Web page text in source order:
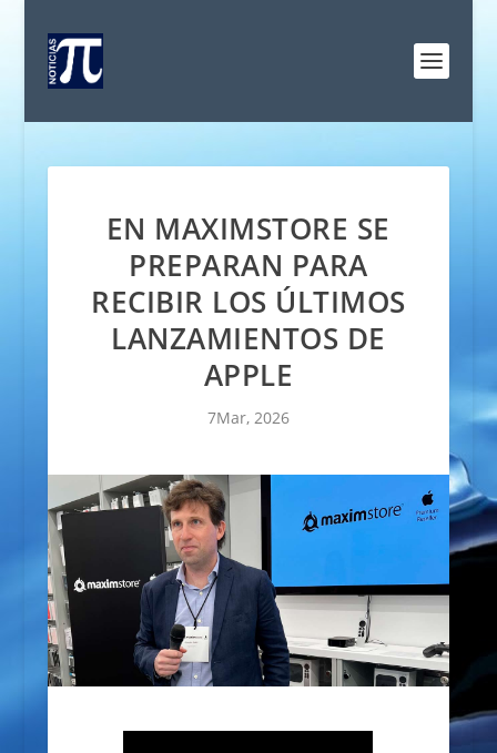
EN MAXIMSTORE SE
PREPARAN PARA
RECIBIR LOS ÚLTIMOS
LANZAMIENTOS DE
APPLE
7Mar, 2026